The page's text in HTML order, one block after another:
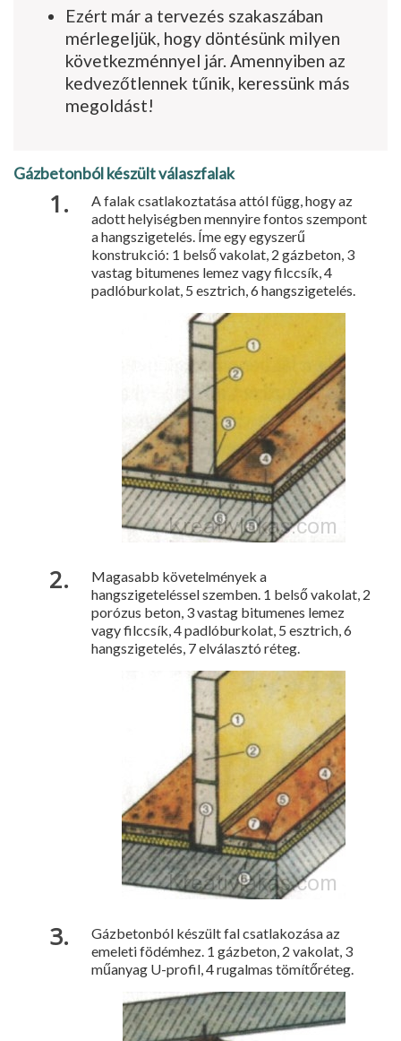
Ezért már a tervezés szakaszában
mérlegeljük, hogy döntésünk milyen
következménnyel jár. Amennyiben az
kedvezőtlennek tűnik, keressünk más
megoldást!
Gázbetonból készült válaszfalak
A falak csatlakoztatása attól függ, hogy az
adott helyiségben mennyire fontos szempont
a hangszigetelés. Íme egy egyszerű
konstrukció: 1 belső vakolat, 2 gázbeton, 3
vastag bitumenes lemez vagy filccsík, 4
padlóburkolat, 5 esztrich, 6 hangszigetelés.
Magasabb követelmények a
hangszigeteléssel szemben. 1 belső vakolat, 2
porózus beton, 3 vastag bitumenes lemez
vagy filccsík, 4 padlóburkolat, 5 esztrich, 6
hangszigetelés, 7 elválasztó réteg.
Gázbetonból készült fal csatlakozása az
emeleti födémhez. 1 gázbeton, 2 vakolat, 3
műanyag U-profil, 4 rugalmas tömítőréteg.